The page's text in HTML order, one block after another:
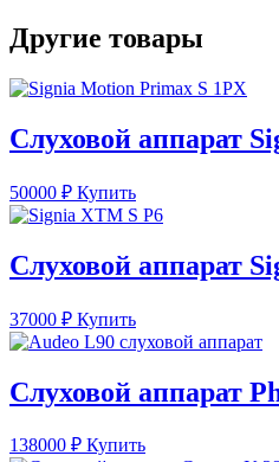
Другие товары
Слуховой аппарат
50000 ₽ Купить
Слуховой аппарат
37000 ₽ Купить
Слуховой аппарат
138000 ₽ Купить